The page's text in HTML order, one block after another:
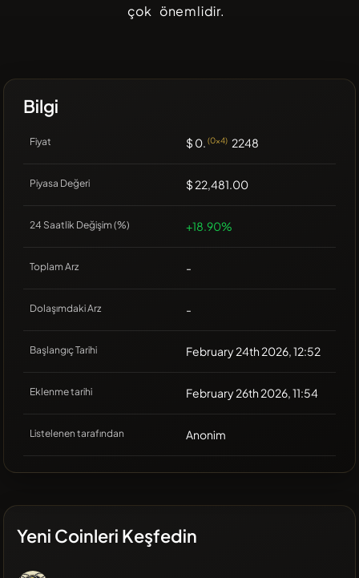
çok önemlidir.
Bilgi
Fiyat $ 0. (0x4) 2248
Piyasa Değeri $ 22,481.00
24 Saatlik Değişim (%) +18.90%
Toplam Arz -
Dolaşımdaki Arz -
Başlangıç Tarihi February 24th 2026, 12:52
Eklenme tarihi February 26th 2026, 11:54
Listelenen tarafından Anonim
Yeni Coinleri Keşfedin